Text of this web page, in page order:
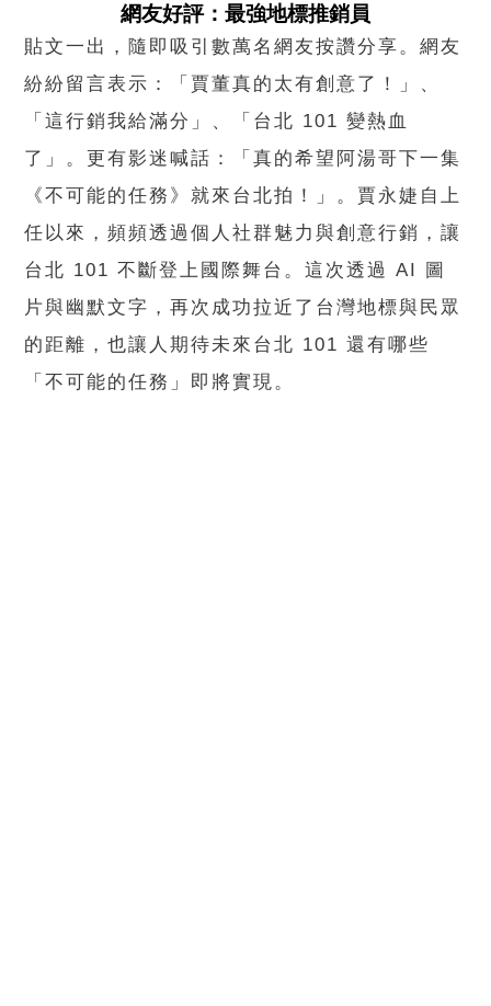
網友好評：最強地標推銷員
貼文一出，隨即吸引數萬名網友按讚分享。網友
紛紛留言表示：「賈董真的太有創意了！」、
「這行銷我給滿分」、「台北 101 變熱血
了」。更有影迷喊話：「真的希望阿湯哥下一集
《不可能的任務》就來台北拍！」。賈永婕自上
任以來，頻頻透過個人社群魅力與創意行銷，讓
台北 101 不斷登上國際舞台。這次透過 AI 圖
片與幽默文字，再次成功拉近了台灣地標與民眾
的距離，也讓人期待未來台北 101 還有哪些
「不可能的任務」即將實現。